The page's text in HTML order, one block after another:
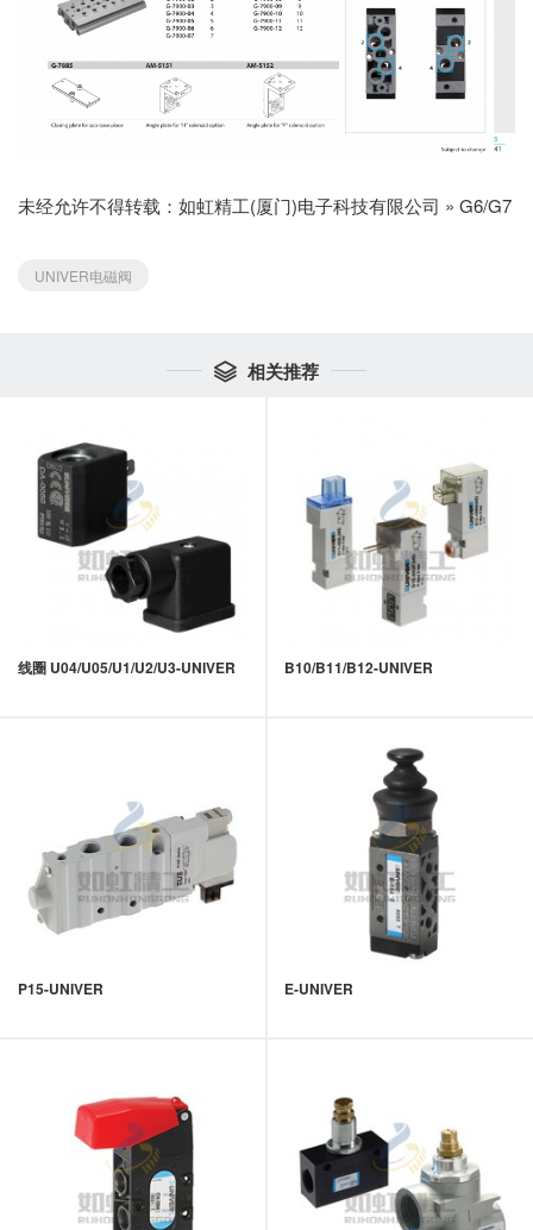
未经允许不得转载： 如虹精工(厦门)电子科技有限公司 » G6/G7
UNIVER电磁阀
 相关推荐
线圈 U04/U05/U1/U2/U3-UNIVER B10/B11/B12-UNIVER
P15-UNIVER E-UNIVER